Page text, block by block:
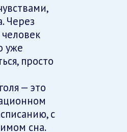
Через
уже
просто
— это
с
сна.